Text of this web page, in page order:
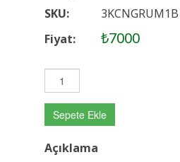
SKU:
3KCNGRUM1B
Fiyat:
₺7000
Sepete Ekle
Açıklama